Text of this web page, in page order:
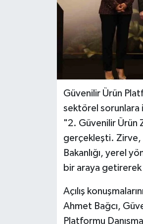
Güvenilir Ürün
sektörel sorunlara
"2. Güvenilir Ürün
gerçekleşti. Zirve,
Bakanlığı, yerel
bir araya
Açılış
Ahmet Bağcı,
Platformu